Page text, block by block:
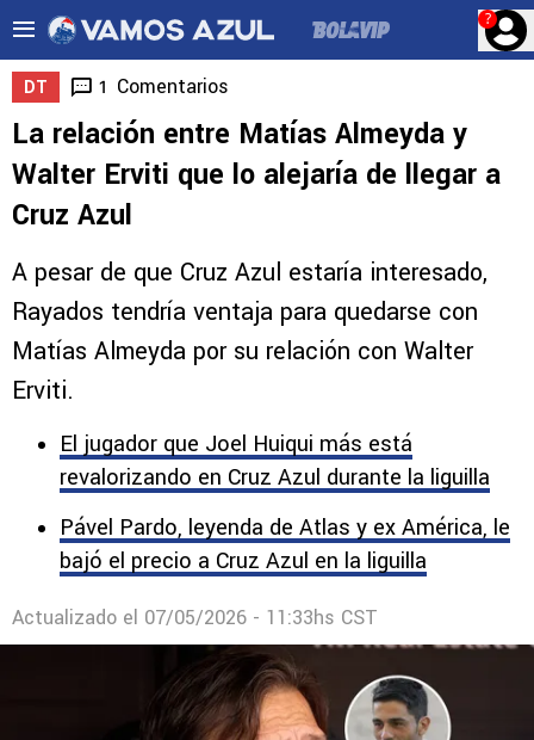
?
DT 1 Comentarios
La relación entre Matías Almeyda y
Walter Erviti que lo alejaría de llegar a
Cruz Azul
A pesar de que Cruz Azul estaría interesado,
Rayados tendría ventaja para quedarse con
Matías Almeyda por su relación con Walter
Erviti.
El jugador que Joel Huiqui más está
revalorizando en Cruz Azul durante la liguilla
Pável Pardo, leyenda de Atlas y ex América, le
bajó el precio a Cruz Azul en la liguilla
Actualizado el 07/05/2026 - 11:33hs CST